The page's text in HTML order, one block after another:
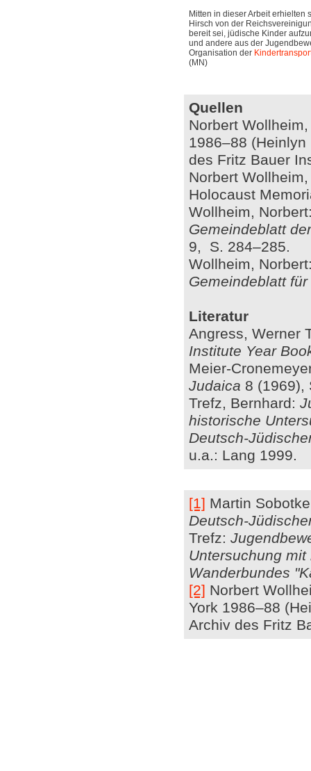
Mitten in dieser Arbeit erhielten
Hirsch von der
bereit sei, jüdische Kinder
und andere aus der
Organisation der
(MN)
Quellen
Norbert
1986–88
des Fritz Bauer
Norbert
Holocaust
Wollheim,
Gemeindeblatt
9,
S. 284–285.
Wollheim,
Gemeindeblatt
Literatur
Angress, Werner
Institute Year
Meier-
Judaica 8 (1969),
Trefz, Bernhard:
historische
Deutsch-
u.a.: Lang 1999.
[1] Martin
Deutsch-
Trefz:
Untersuchung
Wanderbundes
[2] Norbert
York 1986–88
Archiv des Fritz